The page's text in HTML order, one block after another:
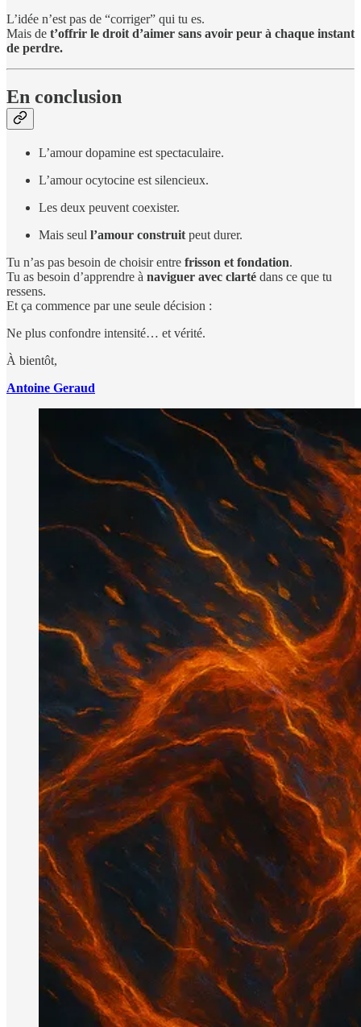
L’idée n’est pas de “corriger” qui tu es.
Mais de t’offrir le droit d’aimer sans avoir peur à chaque instant
de perdre.
En conclusion
L’amour dopamine est spectaculaire.
L’amour ocytocine est silencieux.
Les deux peuvent coexister.
Mais seul l’amour construit peut durer.
Tu n’as pas besoin de choisir entre frisson et fondation.
Tu as besoin d’apprendre à naviguer avec clarté dans ce que tu
ressens.
Et ça commence par une seule décision :
Ne plus confondre intensité… et vérité.
À bientôt,
Antoine Geraud